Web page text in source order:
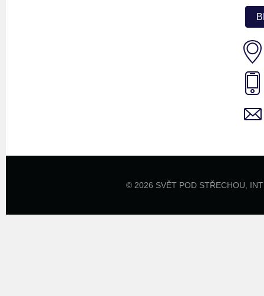
© 2026 SVĚT POD STŘECHOU,